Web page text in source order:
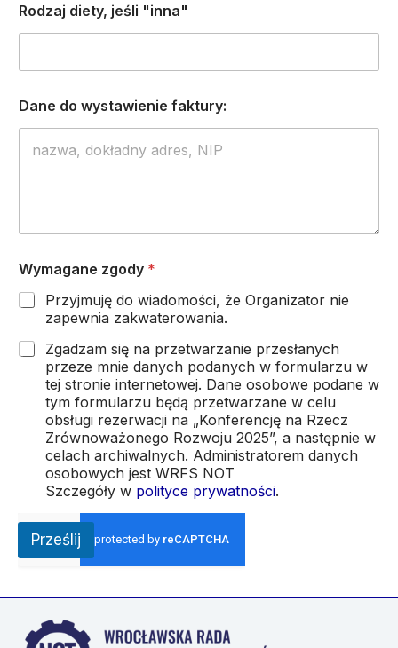
Rodzaj diety, jeśli "inna"
Dane do wystawienie faktury:
Wymagane zgody *
Przyjmuję do wiadomości, że Organizator nie
zapewnia zakwaterowania.
Zgadzam się na przetwarzanie przesłanych
przeze mnie danych podanych w formularzu w
tej stronie internetowej. Dane osobowe podane w
tym formularzu będą przetwarzane w celu
obsługi rezerwacji na „Konferencję na Rzecz
Zrównoważonego Rozwoju 2025”, a następnie w
celach archiwalnych. Administratorem danych
osobowych jest WRFS NOT
Szczegóły w polityce prywatności.
Prześlij